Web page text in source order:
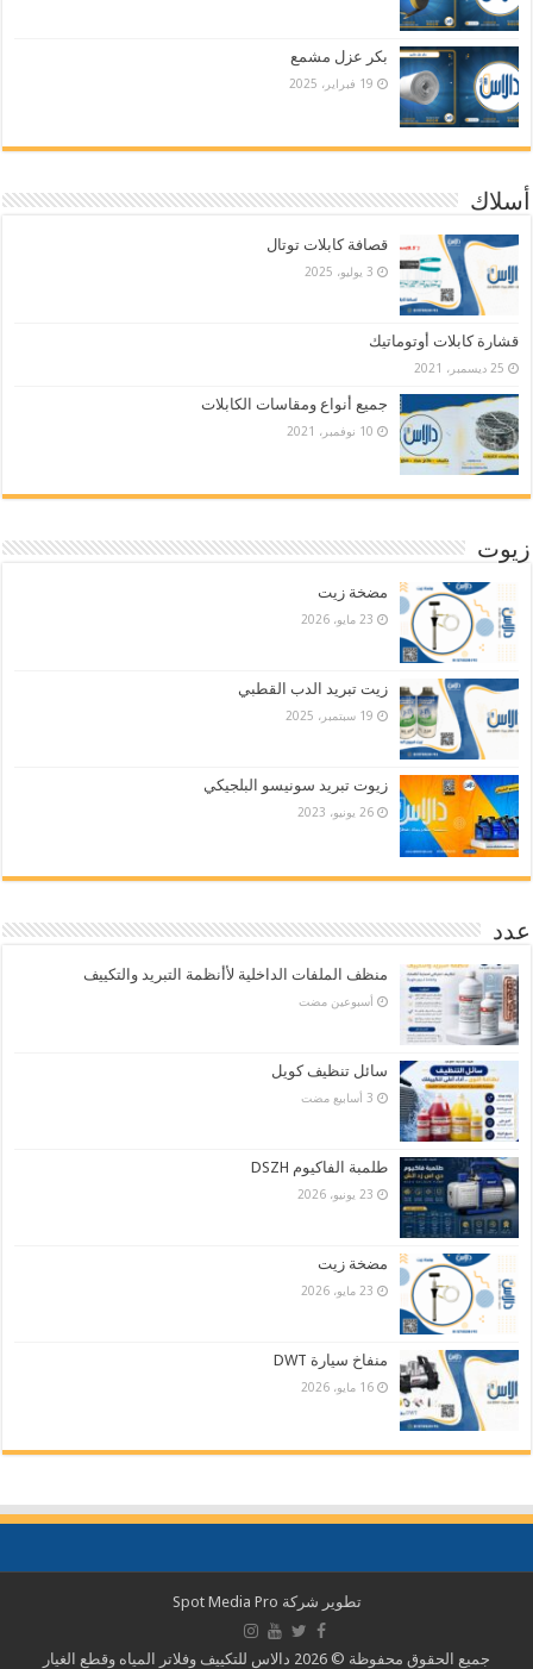
بكر عزل مشمع
19 فبراير، 2025
أسلاك
قصافة كابلات توتال
3 يوليو، 2025
قشارة كابلات أوتوماتيك
25 ديسمبر، 2021
جميع أنواع ومقاسات الكابلات
10 نوفمبر، 2021
زيوت
مضخة زيت
23 مايو، 2026
زيت تبريد الدب القطبي
19 سبتمبر، 2025
زيوت تبريد سونيسو البلجيكي
26 يونيو، 2023
عدد
منظف الملفات الداخلية لأأنظمة التبريد والتكييف
‏أسبوعين مضت
سائل تنظيف كويل
طلمبة الفاكيوم DSZH
23 يونيو، 2026
مضخة زيت
23 مايو، 2026
منفاخ سيارة DWT
16 مايو، 2026
تطوير شركة Spot Media Pro
جميع الحقوق محفوظة © 2026 دالاس للتكييف وفلاتر المياه وقطع الغيار